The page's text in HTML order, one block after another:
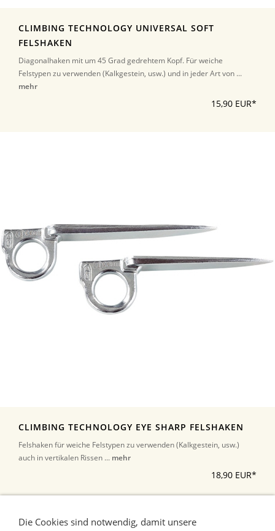
CLIMBING TECHNOLOGY UNIVERSAL SOFT
FELSHAKEN
Diagonalhaken mit um 45 Grad gedrehtem Kopf. Für weiche
Felstypen zu verwenden (Kalkgestein, usw.) und in jeder Art von ...
mehr
15,90 EUR*
CLIMBING TECHNOLOGY EYE SHARP FELSHAKEN
Felshaken für weiche Felstypen zu verwenden (Kalkgestein, usw.)
auch in vertikalen Rissen ... mehr
18,90 EUR*
*Alle Preise inkl. Umsatzsteuer, zuzüglich Versand
Die Cookies sind notwendig, damit unsere